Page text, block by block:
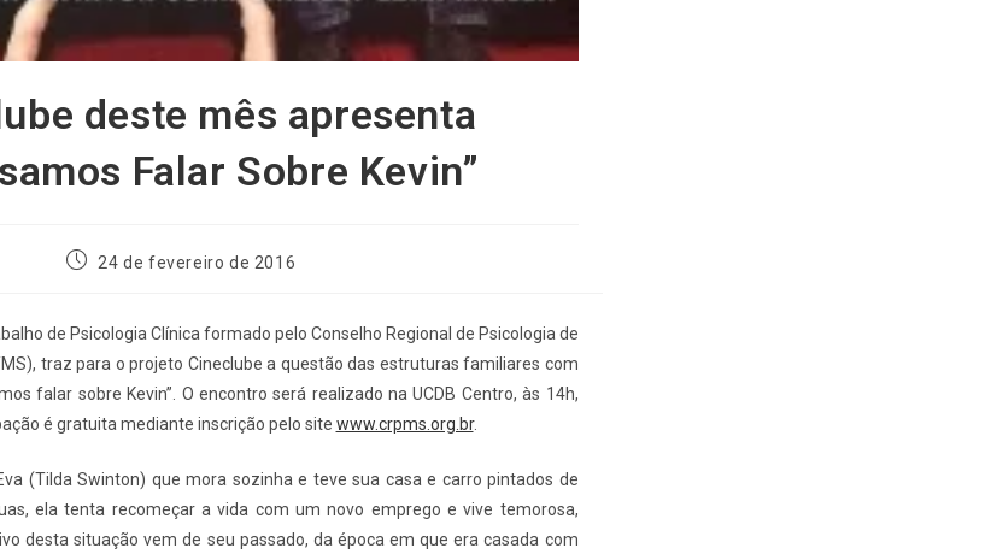
deste mês apresenta
Falar Sobre Kevin”
24 de fevereiro de 2016
de Psicologia Clínica formado pelo Conselho Regional de Psicologia de
MS), traz para o projeto Cineclube a questão das estruturas familiares com
falar sobre Kevin”. O encontro será realizado na UCDB Centro, às 14h,
é gratuita mediante inscrição pelo site www.crpms.org.br.
(Tilda Swinton) que mora sozinha e teve sua casa e carro pintados de
ela tenta recomeçar a vida com um novo emprego e vive temorosa,
desta situação vem de seu passado, da época em que era casada com